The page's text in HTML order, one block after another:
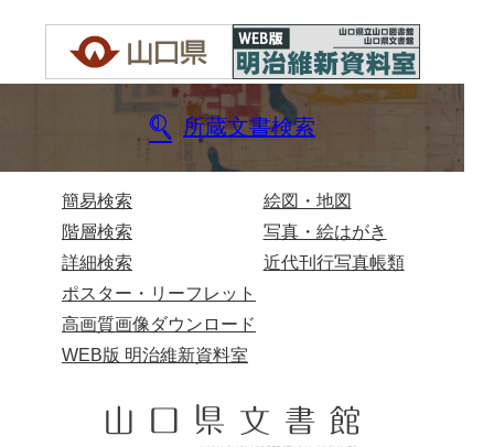
所蔵文書検索
簡易検索
階層検索
詳細検索
絵図・地図
写真・絵はがき
近代刊行写真帳類
ポスター・リーフレット
高画質画像ダウンロード
WEB版 明治維新資料室